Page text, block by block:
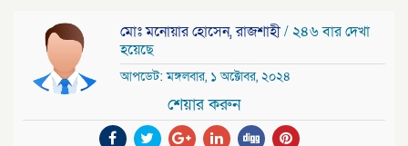
মোঃ মনোয়ার হোসেন, রাজশাহী/ ২৪৬ বার দেখা
হয়েছে
আপডেট: মঙ্গলবার, ১ অক্টোবর, ২০২৪
শেয়ার করুন